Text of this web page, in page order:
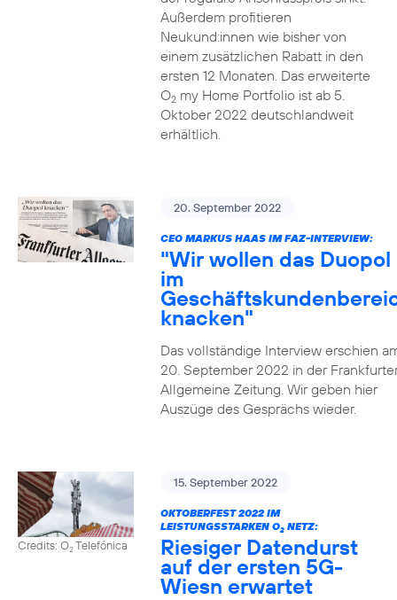
Außerdem profitieren
Neukund:innen wie bisher von
einem zusätzlichen Rabatt in den
ersten 12 Monaten. Das erweiterte
O2my Home Portfolio ist ab 5.
Oktober 2022 deutschlandweit
erhältlich.
20. September 2022
CEO MARKUS HAAS IM FAZ-INTERVIEW:
"Wir wollen das Duopol
im
knacken"
Das vollständige Interview erschien
20. September 2022 in der
Allgemeine Zeitung. Wir geben hier
Auszüge des Gesprächs wieder.
Credits: O2Telefónica
15. September 2022
OKTOBERFEST 2022 IM
LEISTUNGSSTARKEN O2NETZ:
Riesiger Datendurst
auf der ersten 5G-
Wiesn erwartet